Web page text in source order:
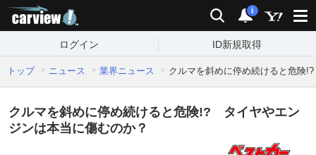
検索 通知
i
ログイン ID新規取得
トップ ニュース 業界ニュース クルマを斜めに停め続けると危険
クルマを斜めに停め続けると危険!? タイヤやエン
ジンは本当に傷むのか？